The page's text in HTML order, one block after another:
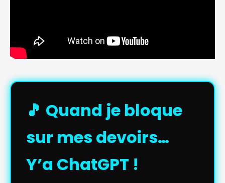
🎵 Quand je bloque
sur mes devoirs…
Y’a ChatGPT !